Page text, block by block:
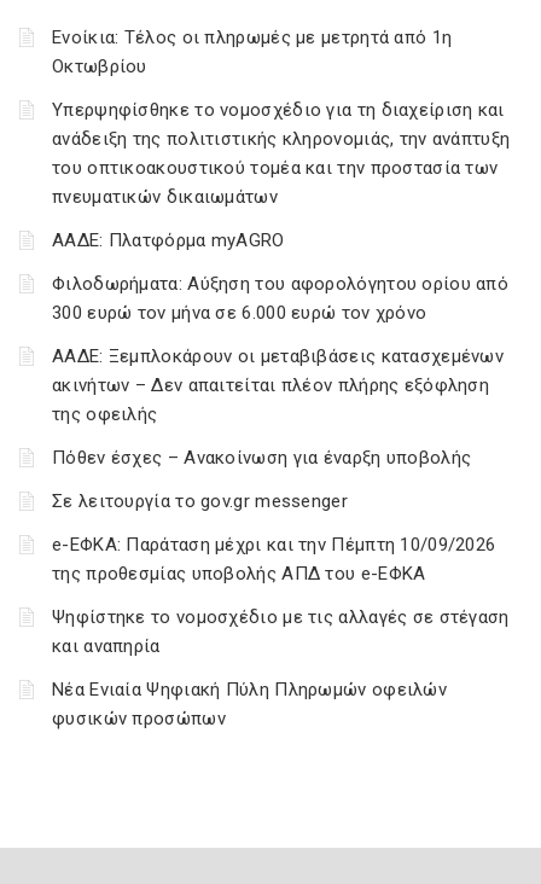
Ενοίκια: Τέλος οι πληρωμές με μετρητά από 1η
Οκτωβρίου
Υπερψηφίσθηκε το νομοσχέδιο για τη διαχείριση και
ανάδειξη της πολιτιστικής κληρονομιάς, την ανάπτυξη
του οπτικοακουστικού τομέα και την προστασία των
πνευματικών δικαιωμάτων
ΑΑΔΕ: Πλατφόρμα myAGRO
Φιλοδωρήματα: Αύξηση του αφορολόγητου ορίου από
300 ευρώ τον μήνα σε 6.000 ευρώ τον χρόνο
ΑΑΔΕ: Ξεμπλοκάρουν οι μεταβιβάσεις κατασχεμένων
ακινήτων – Δεν απαιτείται πλέον πλήρης εξόφληση
της οφειλής
Πόθεν έσχες – Ανακοίνωση για έναρξη υποβολής
Σε λειτουργία το gov.gr messenger
e-ΕΦΚΑ: Παράταση μέχρι και την Πέμπτη 10/09/2026
της προθεσμίας υποβολής ΑΠΔ του e-ΕΦΚΑ
Ψηφίστηκε το νομοσχέδιο με τις αλλαγές σε στέγαση
και αναπηρία
Νέα Ενιαία Ψηφιακή Πύλη Πληρωμών οφειλών
φυσικών προσώπων